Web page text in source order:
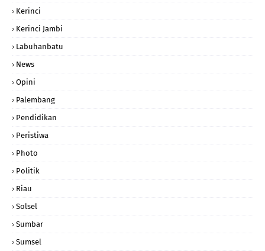
Kerinci
Kerinci Jambi
Labuhanbatu
News
Opini
Palembang
Pendidikan
Peristiwa
Photo
Politik
Riau
Solsel
Sumbar
Sumsel